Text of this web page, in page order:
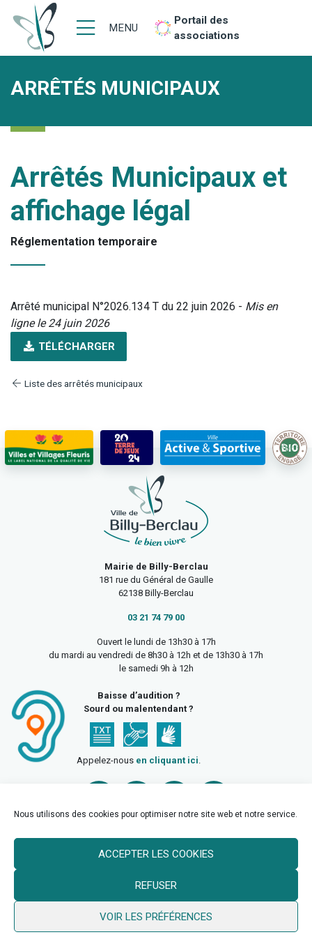
Nous utilisons des cookies pour optimiser notre site web et notre service.
ACCEPTER LES COOKIES
REFUSER
VOIR LES PRÉFÉRENCES
MENU
Portail des
associations
ARRÊTÉS MUNICIPAUX
Arrêtés Municipaux et
affichage légal
Réglementation temporaire
Arrêté municipal N°2026.134 T du 22 juin 2026 - Mis en
ligne le 24 juin 2026
TÉLÉCHARGER
Liste des arrêtés municipaux
Mairie de Billy-Berclau
181 rue du Général de Gaulle
62138 Billy-Berclau
03 21 74 79 00
Ouvert le lundi de 13h30 à 17h
du mardi au vendredi de 8h30 à 12h et de 13h30 à 17h
le samedi 9h à 12h
Baisse d’audition ?
Sourd ou malentendant ?
Appelez-nous en cliquant ici.
© 2026 Ville de Billy Berclau —neoweb.fr